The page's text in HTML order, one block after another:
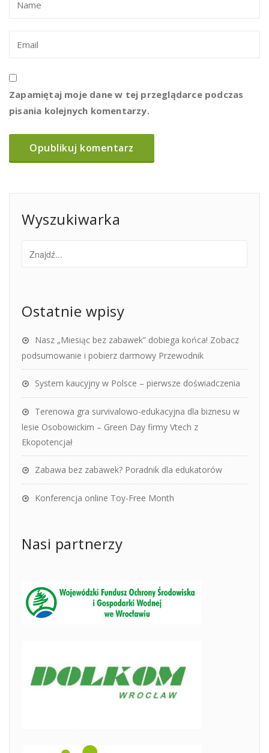
Zapamiętaj moje dane w tej przeglądarce podczas
pisania kolejnych komentarzy.
Wyszukiwarka
Ostatnie wpisy
Nasz „Miesiąc bez zabawek” dobiega końca! Zobacz
podsumowanie i pobierz darmowy Przewodnik
System kaucyjny w Polsce – pierwsze doświadczenia
Terenowa gra survivalowo-edukacyjna dla biznesu w
lesie Osobowickim – Green Day firmy Vtech z
Ekopotencjał
Zabawa bez zabawek? Poradnik dla edukatorów
Konferencja online Toy-Free Month
Nasi partnerzy